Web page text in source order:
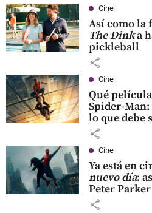
Cine
Así como la
The Dinka
pickleball
share
Cine
Qué
Spider-Man:
lo que debe
share
Cine
Ya está en
nuevo día:
Peter Parker
share